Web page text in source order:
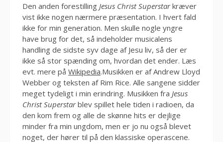
Den anden forestilling Jesus Christ Superstarkræver
vist ikke nogen nærmere præsentation. I hvert fald
ikke for min generation. Men skulle nogle yngre
have brug for det, så indeholder musicalens
handling de sidste syv dage af Jesu liv, så der er
ikke så stor spænding om, hvordan det ender. Læs
evt. mere på Wikipedia.Musikken er af Andrew Lloyd
Webber og teksten af Rim Rice. Alle sangene sidder
meget tydeligt i min erindring. Musikken fra Jesus
Christ Superstarblev spillet hele tiden i radioen, da
den kom frem og alle de skønne hits er dejlige
minder fra min ungdom, men er jo nu også blevet
noget, der hører til på den klassiske operascene.